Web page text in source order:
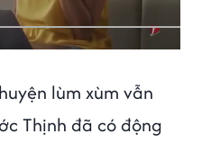
lùm xùm vẫn
Thịnh đã có động